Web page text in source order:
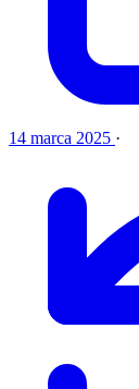
14 marca 2025 ·